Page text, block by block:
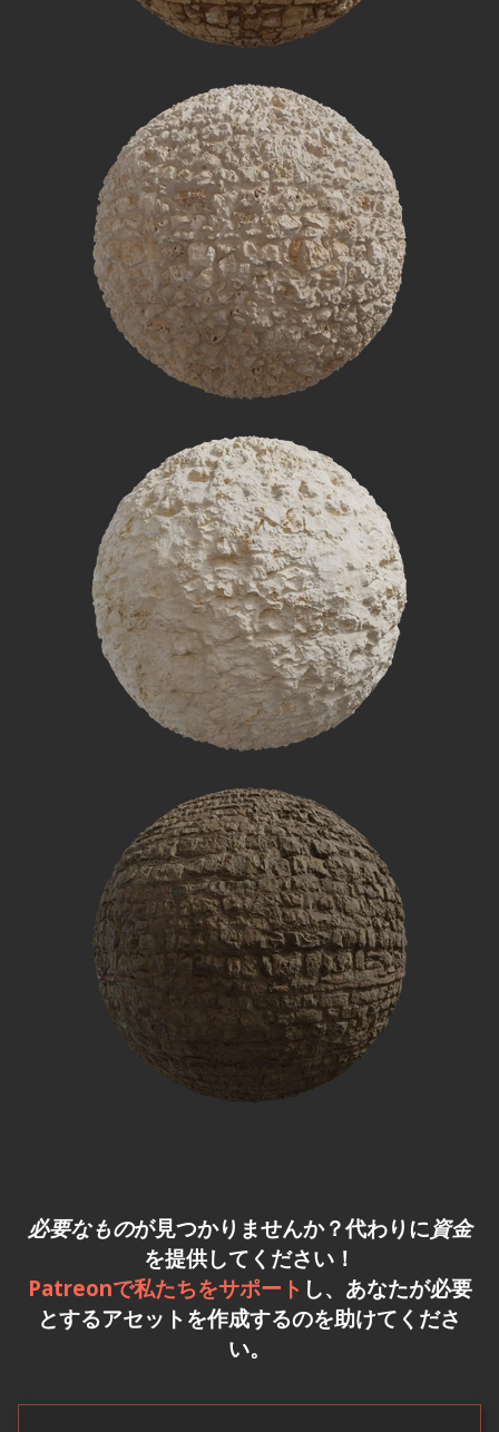
必要なものが見つかりませんか？代わりに資金
を提供してください！
Patreonで私たちをサポート し、あなたが必要
とするアセットを作成するのを助けてくださ
い。